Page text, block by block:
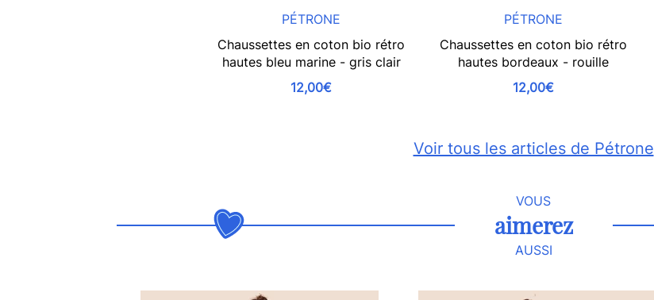
PÉTRONE
Chaussettes en coton bio rétro
hautes bleu marine - gris clair
12,00€
PÉTRONE
Chaussettes en coton bio rétro
hautes bordeaux - rouille
12,00€
Voir tous les articles de Pétrone
VOUS
aimerez
AUSSI